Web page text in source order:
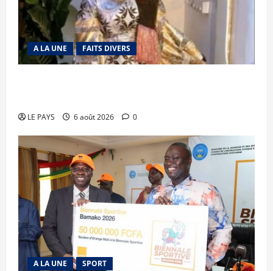
A LA UNE FAITS DIVERS
LE PAYS 6 août 2026 0
A LA UNE SPORT